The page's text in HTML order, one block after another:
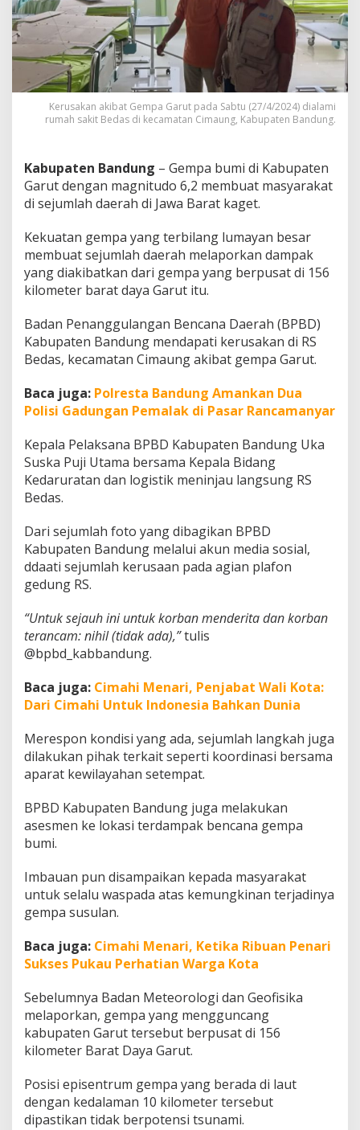
i
t
d
i
K
a
b
u
t
e
n
B
n
d
u
n
g
l
a
m
i
e
r
s
k
a
Kerusakan akibat Gempa Garut pada Sabtu (27/4/2024) dialami
rumah sakit Bedas di kecamatan Cimaung, Kabupaten Bandung.
Kabupaten Bandung – Gempa bumi di Kabupaten
Garut dengan magnitudo 6,2 membuat masyarakat
di sejumlah daerah di Jawa Barat kaget.
Kekuatan gempa yang terbilang lumayan besar
membuat sejumlah daerah melaporkan dampak
yang diakibatkan dari gempa yang berpusat di 156
kilometer barat daya Garut itu.
Badan Penanggulangan Bencana Daerah (BPBD)
Kabupaten Bandung mendapati kerusakan di RS
Bedas, kecamatan Cimaung akibat gempa Garut.
Baca juga: Polresta Bandung Amankan Dua
Polisi Gadungan Pemalak di Pasar Rancamanyar
Kepala Pelaksana BPBD Kabupaten Bandung Uka
Suska Puji Utama bersama Kepala Bidang
Kedaruratan dan logistik meninjau langsung RS
Bedas.
Dari sejumlah foto yang dibagikan BPBD
Kabupaten Bandung melalui akun media sosial,
ddaati sejumlah kerusaan pada agian plafon
gedung RS.
“Untuk sejauh ini untuk korban menderita dan korban
terancam: nihil (tidak ada),”tulis
@bpbd_kabbandung.
Baca juga: Cimahi Menari, Penjabat Wali Kota:
Dari Cimahi Untuk Indonesia Bahkan Dunia
Merespon kondisi yang ada, sejumlah langkah juga
dilakukan pihak terkait seperti koordinasi bersama
aparat kewilayahan setempat.
BPBD Kabupaten Bandung juga melakukan
asesmen ke lokasi terdampak bencana gempa
bumi.
Imbauan pun disampaikan kepada masyarakat
untuk selalu waspada atas kemungkinan terjadinya
gempa susulan.
Baca juga: Cimahi Menari, Ketika Ribuan Penari
Sukses Pukau Perhatian Warga Kota
Sebelumnya Badan Meteorologi dan Geofisika
melaporkan, gempa yang mengguncang
kabupaten Garut tersebut berpusat di 156
kilometer Barat Daya Garut.
Posisi episentrum gempa yang berada di laut
dengan kedalaman 10 kilometer tersebut
dipastikan tidak berpotensi tsunami.